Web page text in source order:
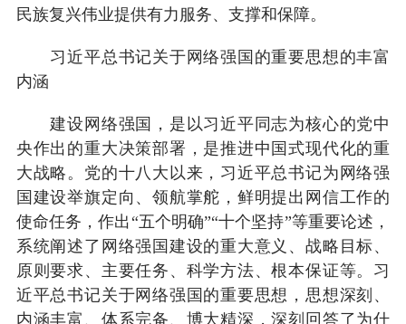
民族复兴伟业提供有力服务、支撑和保障。
习近平总书记关于网络强国的重要思想的丰富
内涵
建设网络强国，是以习近平同志为核心的党中
央作出的重大决策部署，是推进中国式现代化的重
大战略。党的十八大以来，习近平总书记为网络强
国建设举旗定向、领航掌舵，鲜明提出网信工作的
使命任务，作出“五个明确”“十个坚持”等重要论述，
系统阐述了网络强国建设的重大意义、战略目标、
原则要求、主要任务、科学方法、根本保证等。习
近平总书记关于网络强国的重要思想，思想深刻、
内涵丰富、体系完备、博大精深，深刻回答了为什